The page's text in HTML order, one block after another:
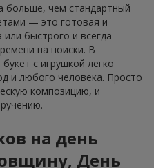
больше, чем стандартный
— это готовая и
быстрого и всегда
на поиски. В
с игрушкой легко
и любого человека. Просто
композицию, и
на день
День